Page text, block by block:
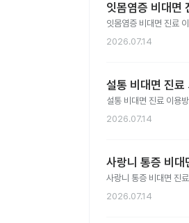
잇몸염증 비대
잇몸염증 비대면 진료
2026.07.14
설통 비대면 진
설통 비대면 진료 이용
2026.07.14
사랑니 통증 비
사랑니 통증 비대면 진
2026.07.14